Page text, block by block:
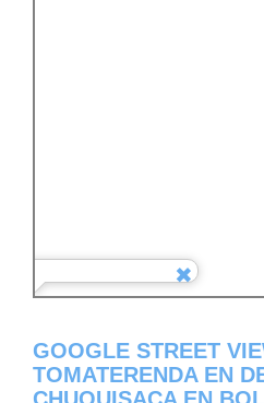
GOOGLE STREET
TOMATERENDA EN